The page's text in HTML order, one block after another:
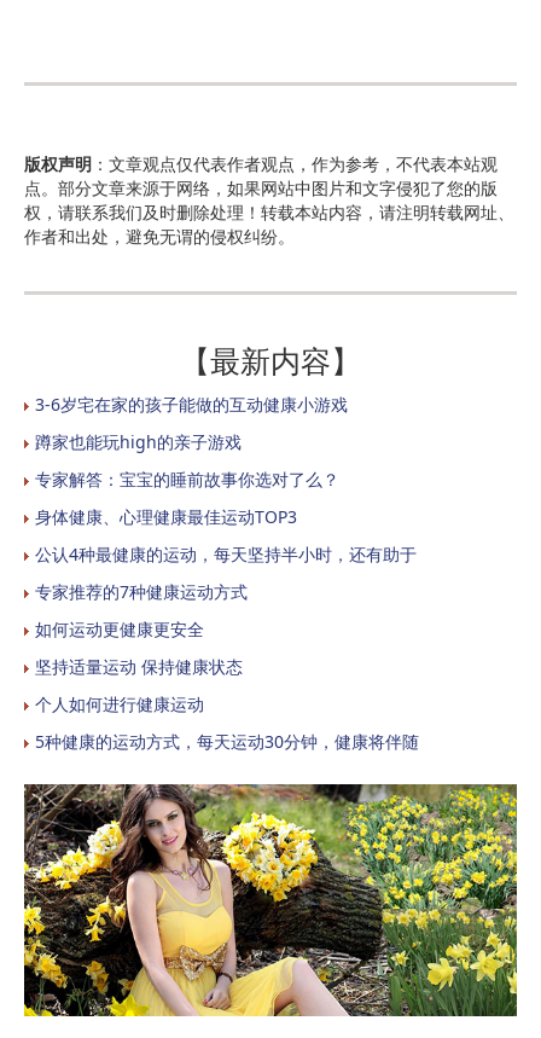
版权声明 ：文章观点仅代表作者观点，作为参考，不代表本站观
点。部分文章来源于网络，如果网站中图片和文字侵犯了您的版
权，请联系我们及时删除处理！转载本站内容，请注明转载网址、
作者和出处，避免无谓的侵权纠纷。
【最新内容】
3-6岁宅在家的孩子能做的互动健康小游戏
蹲家也能玩high的亲子游戏
专家解答：宝宝的睡前故事你选对了么？
身体健康、心理健康最佳运动TOP3
公认4种最健康的运动，每天坚持半小时，还有助于
专家推荐的7种健康运动方式
如何运动更健康更安全
坚持适量运动 保持健康状态
个人如何进行健康运动
5种健康的运动方式，每天运动30分钟，健康将伴随